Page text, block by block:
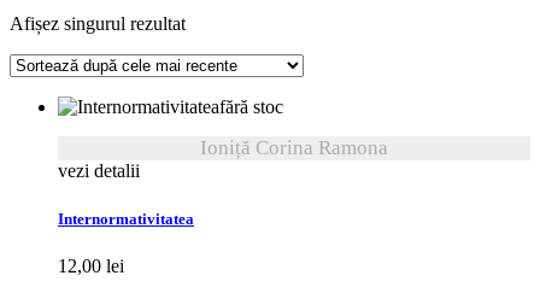
Afișez singurul rezultat
fără stoc
Ioniță Corina Ramona
vezi detalii
Internormativitatea
12,00 lei